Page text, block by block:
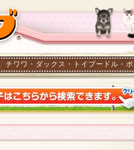
ス・トイプードル・ポメラニアン